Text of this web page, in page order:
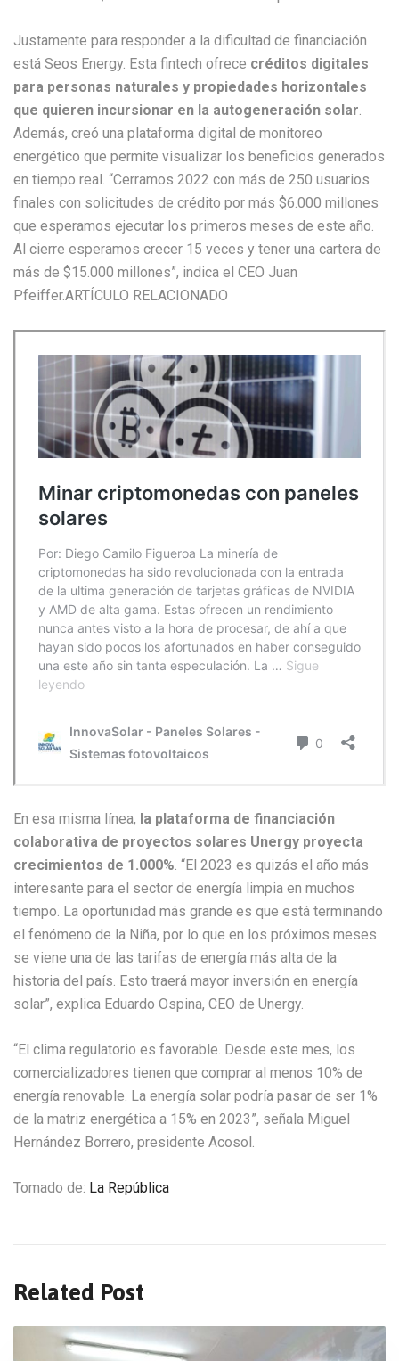
Justamente para responder a la dificultad de financiación
está Seos Energy. Esta fintech ofrece créditos digitales
para personas naturales y propiedades horizontales
que quieren incursionar en la autogeneración solar
Además, creó una plataforma digital de monitoreo
energético que permite visualizar los beneficios generados
en tiempo real. “Cerramos 2022 con más de 250 usuarios
finales con solicitudes de crédito por más $6.000 millones
que esperamos ejecutar los primeros meses de este año.
Al cierre esperamos crecer 15 veces y tener una cartera de
más de $15.000 millones”, indica el CEO Juan
Pfeiffer.ARTÍCULO RELACIONADO
En esa misma línea, la plataforma de financiación
colaborativa de proyectos solares Unergy proyecta
crecimientos de 1.000% . “El 2023 es quizás el año más
interesante para el sector de energía limpia en muchos
tiempo. La oportunidad más grande es que está terminando
el fenómeno de la Niña, por lo que en los próximos meses
se viene una de las tarifas de energía más alta de la
historia del país. Esto traerá mayor inversión en energía
solar”, explica Eduardo Ospina, CEO de Unergy.
“El clima regulatorio es favorable. Desde este mes, los
comercializadores tienen que comprar al menos 10% de
energía renovable. La energía solar podría pasar de ser 1%
de la matriz energética a 15% en 2023”, señala Miguel
Hernández Borrero, presidente Acosol.
Tomado de: La República
Related Post